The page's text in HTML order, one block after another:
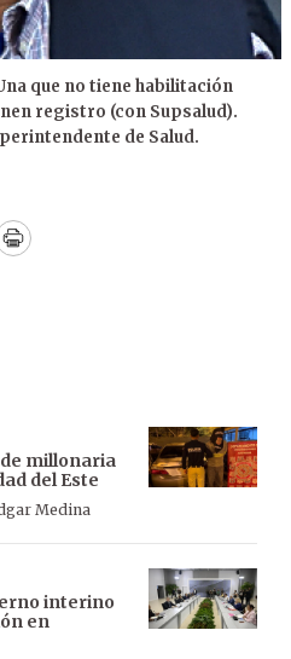
que no tiene habilitación
registro (con Supsalud).
de Salud.
Print
millonaria
del Este
Medina
interino
en